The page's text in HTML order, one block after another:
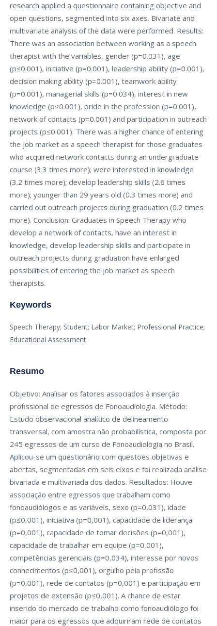
research applied a questionnaire containing objective and
open questions, segmented into six axes. Bivariate and
multivariate analysis of the data were performed. Results:
There was an association between working as a speech
therapist with the variables, gender (p=0.031), age
(p≤0.001), initiative (p=0.001), leadership ability (p=0.001),
decision making ability (p=0.001), teamwork ability
(p=0.001), managerial skills (p=0.034), interest in new
knowledge (p≤0.001), pride in the profession (p=0.001),
network of contacts (p=0.001) and participation in outreach
projects (p≤0.001). There was a higher chance of entering
the job market as a speech therapist for those graduates
who acquired network contacts during an undergraduate
course (3.3 times more); were interested in knowledge
(3.2 times more); develop leadership skills (2.6 times
more); younger than 29 years old (0.3 times more) and
carried out outreach projects during graduation (0.2 times
more). Conclusion: Graduates in Speech Therapy who
develop a network of contacts, have an interest in
knowledge, develop leadership skills and participate in
outreach projects during graduation have enlarged
possibilities of entering the job market as speech
therapists.
Keywords
Speech Therapy; Student; Labor Market; Professional Practice;
Educational Assessment
Resumo
Objetivo: Analisar os fatores associados à inserção
profissional de egressos de Fonoaudiologia. Método:
Estudo observacional analítico de delineamento
transversal, com amostra não probabilística, composta por
245 egressos de um curso de Fonoaudiologia no Brasil.
Aplicou-se um questionário com questões objetivas e
abertas, segmentadas em seis eixos e foi realizada análise
bivariada e multivariada dos dados. Resultados: Houve
associação entre egressos que trabalham como
fonoaudiólogos e as variáveis, sexo (p=0,031), idade
(p≤0,001), iniciativa (p=0,001), capacidade de liderança
(p=0,001), capacidade de tomar decisões (p=0,001),
capacidade de trabalhar em equipe (p=0,001),
competências gerenciais (p=0,034), interesse por novos
conhecimentos (p≤0,001), orgulho pela profissão
(p=0,001), rede de contatos (p=0,001) e participação em
projetos de extensão (p≤0,001). A chance de estar
inserido do mercado de trabalho como fonoaudiólogo foi
maior para os egressos que adquiriram rede de contatos